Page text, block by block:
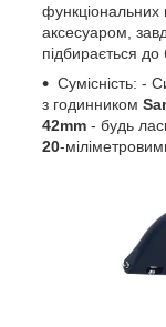
функціональних
аксесуаром,
підбирається до
Сумісність: -
з годинником
42mm - будь
20-